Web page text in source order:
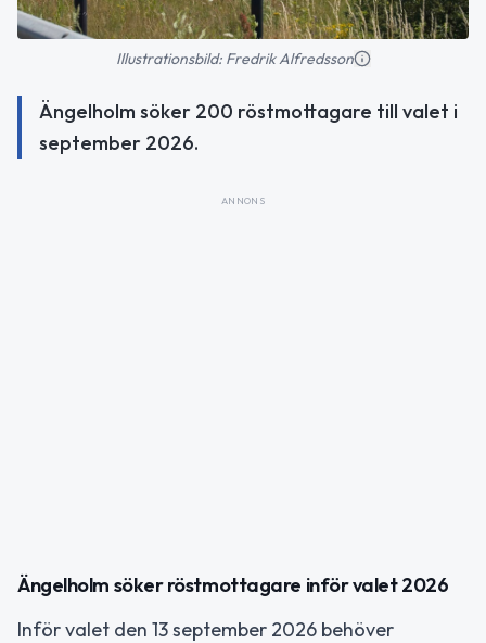
Illustrationsbild: Fredrik Alfredsson
Ängelholm söker 200 röstmottagare till valet i
september 2026.
ANNONS
Ängelholm söker röstmottagare inför valet 2026
Inför valet den 13 september 2026 behöver